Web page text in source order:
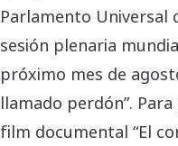
Parlamento Universal
sesión plenaria
próximo mes de
llamado perdón”.
film documental “El